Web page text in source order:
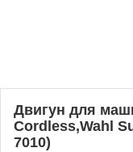
Двигун для
Cordless,Wahl
7010)